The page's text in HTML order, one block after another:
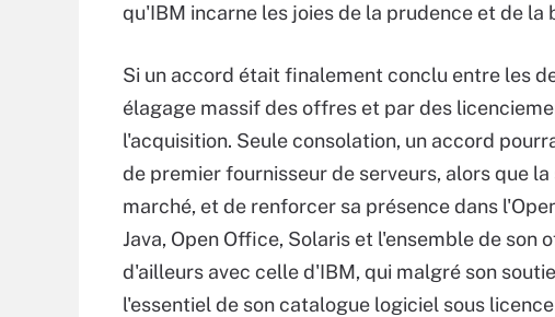
qu'IBM incarne les joies de la prudence et de la
Si un accord était finalement conclu entre les
élagage massif des offres et par des
l'acquisition. Seule consolation, un accord
de premier fournisseur de serveurs, alors que
marché, et de renforcer sa présence dans
Java, Open Office, Solaris et l'ensemble de
d'ailleurs avec celle d'IBM, qui malgré son
l'essentiel de son catalogue logiciel sous